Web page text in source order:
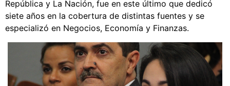
República y La Nación, fue en este último que dedicó
siete años en la cobertura de distintas fuentes y se
especializó en Negocios, Economía y Finanzas.